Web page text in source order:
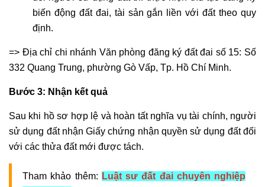
biến động đất đai, tài sản gắn liền với đất theo quy
định.
=> Địa chỉ chi nhánh Văn phòng đăng ký đất đai số 15: Số
332 Quang Trung, phường Gò Vấp, Tp. Hồ Chí Minh.
Bước 3: Nhận kết quả
Sau khi hồ sơ hợp lệ và hoàn tất nghĩa vụ tài chính, người
sử dụng đất nhận Giấy chứng nhận quyền sử dụng đất đối
với các thửa đất mới được tách.
Tham khảo thêm: Luật sư đất đai chuyên nghiệp